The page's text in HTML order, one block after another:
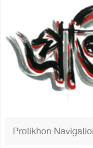
Protikhon